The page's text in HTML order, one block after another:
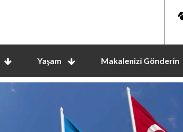
Yaşam Makalenizi Gönderin